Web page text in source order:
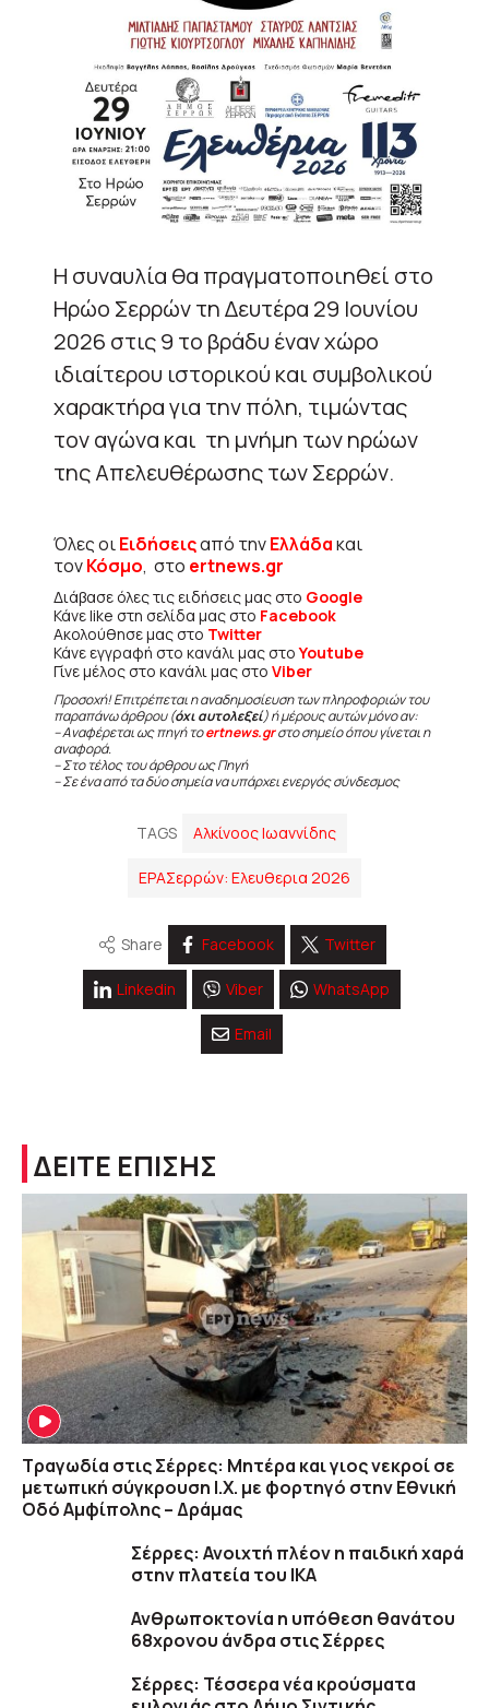
Η συναυλία θα πραγματοποιηθεί στο
Ηρώο Σερρών τη Δευτέρα 29 Ιουνίου
2026 στις 9 το βράδυ έναν χώρο
ιδιαίτερου ιστορικού και συμβολικού
χαρακτήρα για την πόλη, τιμώντας
τον αγώνα και τη μνήμη των ηρώων
της Απελευθέρωσης των Σερρών.
Όλες οιΕιδήσειςαπό τηνΕλλάδακαι
τονΚόσμο, στο ertnews.gr
Διάβασε όλες τις ειδήσεις μας στο Google
Κάνε like στη σελίδα μας στο Facebook
Ακολούθησε μας στο Twitter
Κάνε εγγραφή στο κανάλι μας στοYoutube
Γίνε μέλος στο κανάλι μας στο Viber
Προσοχή! Επιτρέπεται η αναδημοσίευση των πληροφοριών του
παραπάνω άρθρου (όχι αυτολεξεί) ή μέρους αυτών μόνο αν:
– Αναφέρεται ως πηγή τοertnews.grστο σημείο όπου γίνεται η
αναφορά.
– Στο τέλος του άρθρου ως Πηγή
– Σε ένα από τα δύο σημεία να υπάρχει ενεργός σύνδεσμος
TAGS Αλκίνοος Ιωαννίδης
ΕΡΑΣερρών: Ελευθερια 2026
Share Facebook Twitter
Linkedin Viber WhatsApp
Email
ΔΕΙΤΕ ΕΠΙΣΗΣ
Τραγωδία στις Σέρρες: Μητέρα και γιος νεκροί σε
μετωπική σύγκρουση Ι.Χ. με φορτηγό στην Εθνική
Οδό Αμφίπολης – Δράμας
Σέρρες: Ανοιχτή πλέον η παιδική χαρά
στην πλατεία του ΙΚΑ
Ανθρωποκτονία η υπόθεση θανάτου
68χρονου άνδρα στις Σέρρες
Σέρρες: Τέσσερα νέα κρούσματα